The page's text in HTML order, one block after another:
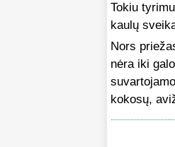
Tokiu
kaulų
Nors
nėra iki
kokosų,